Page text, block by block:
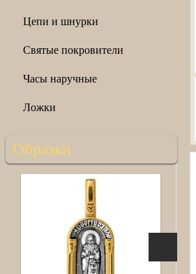
Цепи и шнурки
Святые покровители
Часы наручные
Ложки
Образки